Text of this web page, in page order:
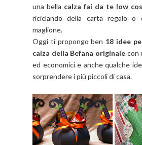
una bella calza fai da te low
riciclando della carta regalo o
maglione.
Oggi ti propongo ben 18 idee
calza della Befana originale con
ed economici e anche qualche
sorprendere i più piccoli di casa.